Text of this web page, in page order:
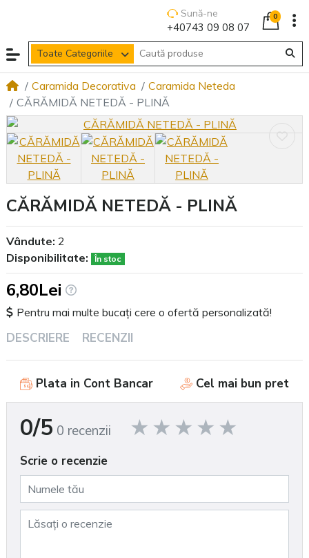
Toate Categoriile
Sună-ne
+40743 09 08 07
0
Caramida Decorativa
Caramida Neteda
CĂRĂMIDĂ NETEDĂ - PLINĂ
CĂRĂMIDĂ NETEDĂ - PLINĂ
DESCRIERE RECENZII
Vândute: 2
Disponibilitate:
În stoc
6,80Lei
Pentru mai multe bucați cere o ofertă personalizată!
Plata in Cont Bancar Cel mai bun pret
0/5 0 recenzii
Scrie o recenzie